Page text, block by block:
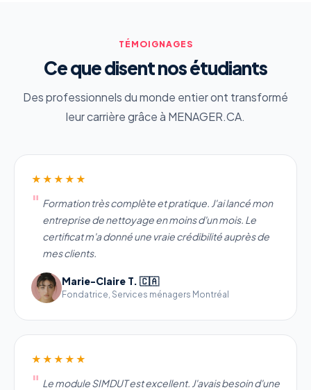
TÉMOIGNAGES
Ce que disent nos étudiants
Des professionnels du monde entier ont transformé
leur carrière grâce à MENAGER.CA.
★★★★★
Formation très complète et pratique. J'ai lancé mon
entreprise de nettoyage en moins d'un mois. Le
certificat m'a donné une vraie crédibilité auprès de
mes clients.
Marie-Claire T. 🇨🇦
Fondatrice, Services ménagers Montréal
★★★★★
Le module SIMDUT est excellent. J'avais besoin d'une